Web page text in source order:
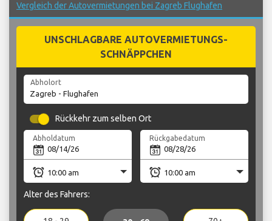
Vergleich der Autovermietungen bei Zagreb Flughafen
UNSCHLAGBARE AUTOVERMIETUNGS-
SCHNÄPPCHEN
Abholort
Rückkehr zum selben Ort
Abholdatum Rückgabedatum
Alter des Fahrers: